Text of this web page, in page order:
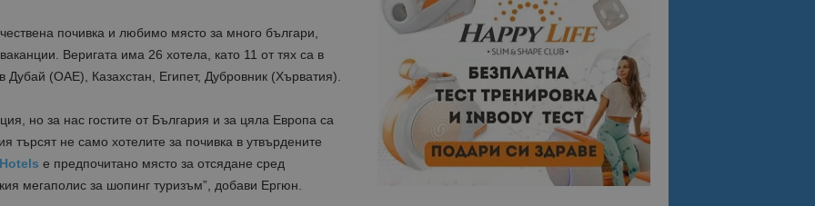
почивка и любимо място за много българи,
Веригата има 26 хотела, като 11 от тях са в
(ОАЕ), Казахстан, Египет, Дубровник (Хърватия).
но за нас гостите от България и за цяла Европа са
търсят не само хотелите за почивка в утвърдените
е предпочитано място за отсядане сред
мегаполис за шопинг туризъм”, добави Ергюн.